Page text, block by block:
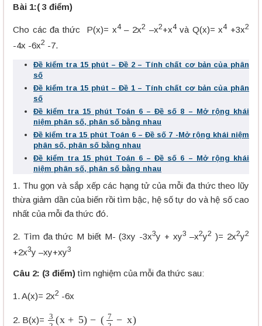
Bài 1:( 3 điểm)
Cho các đa thức P(x)= x4– 2x2 –x2+x4và Q(x)= x4+3x2
-4x -6x2 -7.
Đề kiểm tra 15 phút – Đề 2 – Tính chất cơ bản của phân
số
Đề kiểm tra 15 phút – Đề 1 – Tính chất cơ bản của phân
số
Đề kiểm tra 15 phút Toán 6 – Đề số 8 – Mở rộng khái
niệm phân số, phân số bằng nhau
Đề kiểm tra 15 phút Toán 6 – Đề số 7 -Mở rộng khái niệm
phân số, phân số bằng nhau
Đề kiểm tra 15 phút Toán 6 – Đề số 6 – Mở rộng khái
niệm phân số, phân số bằng nhau
1. Thu gọn và sắp xếp các hạng tử của mỗi đa thức theo lũy
thừa giảm dần của biến rồi tìm bậc, hệ số tự do và hệ số cao
nhất của mỗi đa thức đó.
2. Tìm đa thức M biết M- (3xy -3x3y + xy3 –x2y2 )= 2x2y2
+2x3y –xy+xy3
Câu 2: (3 điểm) tìm nghiệm của mỗi đa thức sau:
1. A(x)= 2x2 -6x
2. B(x)= 3 2( + 5)− 2 −x